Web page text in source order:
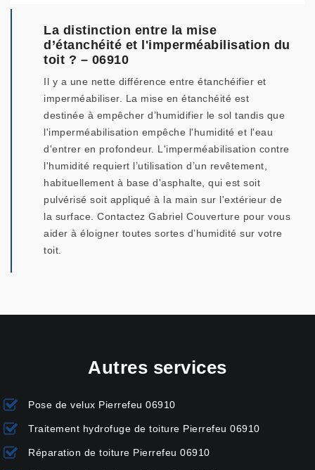
La distinction entre la mise
d’étanchéité et l'imperméabilisation du
toit ? – 06910
Il y a une nette différence entre étanchéifier et
imperméabiliser. La mise en étanchéité est
destinée à empêcher d’humidifier le sol tandis que
l'imperméabilisation empêche l'humidité et l'eau
d'entrer en profondeur. L'imperméabilisation contre
l'humidité requiert l’utilisation d’un revêtement,
habituellement à base d'asphalte, qui est soit
pulvérisé soit appliqué à la main sur l'extérieur de
la surface. Contactez Gabriel Couverture pour vous
aider à éloigner toutes sortes d’humidité sur votre
toit.
Autres services
Pose de velux Pierrefeu 06910
Traitement hydrofuge de toiture Pierrefeu 06910
Réparation de toiture Pierrefeu 06910